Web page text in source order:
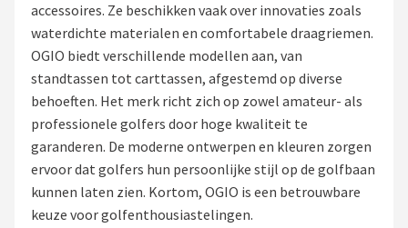
Drivers
Putters
Golfschoenen
Shop
POPULAIRE MERKEN
Func Factory
accessoires. Ze beschikken vaak over innovaties zoals
waterdichte materialen en comfortabele draagriemen.
OGIO biedt verschillende modellen aan, van
standtassen tot carttassen, afgestemd op diverse
behoeften. Het merk richt zich op zowel amateur- als
professionele golfers door hoge kwaliteit te
garanderen. De moderne ontwerpen en kleuren zorgen
ervoor dat golfers hun persoonlijke stijl op de golfbaan
kunnen laten zien. Kortom, OGIO is een betrouwbare
keuze voor golfenthousiastelingen.